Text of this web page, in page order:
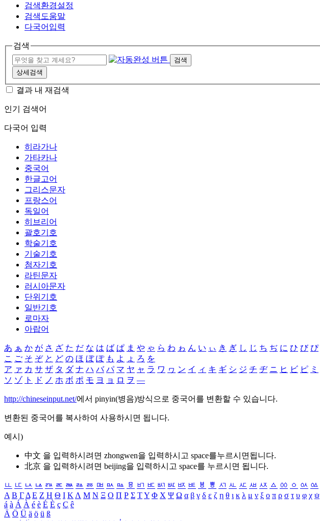
검색환경설정
검색도움말
다국어입력
검색
검색
상세검색
결과 내 재검색
인기 검색어
다국어 입력
히라가나
가타카나
중국어
한글고어
그리스문자
프랑스어
독일어
히브리어
괄호기호
학술기호
기술기호
첨자기호
라틴문자
러시아문자
단위기호
일반기호
로마자
아랍어
あ ぁ か が さ ざ た だ な は ば ぱ ま や ゃ ら わ ゎ ん い ぃ き ぎ し じ ち ぢ に ひ び ぴ
こ ご そ ぞ と ど の ほ ぼ ぽ も よ ょ ろ を
ア ァ カ サ ザ タ ダ ナ ハ バ パ マ ヤ ャ ラ ワ ヮ ン イ ィ キ ギ シ ジ チ ヂ ニ ヒ ビ ピ ミ
ソ ゾ ト ド ノ ホ ボ ポ モ ヨ ョ ロ ヲ ―
http://chineseinput.net/에서 pinyin(병음)방식으로 중국어를 변환할 수 있습니다.
변환된 중국어를 복사하여 사용하시면 됩니다.
예시)
中文 을 입력하시려면 zhongwen을 입력하시고 space를누르시면됩니다.
北京 을 입력하시려면 beijing을 입력하시고 space를 누르시면 됩니다.
ㅥ ㅦ ㅧ ㅨ ㅩ ㅪ ㅫ ㅬ ㅭ ㅮ ㅯ ㅰ ㅱ ㅲ ㅳ ㅴ ㅵ ㅶ ㅷ ㅸ ㅹ ㅺ ㅻ ㅼ ㅽ ㅾ ㅿ ㆀ ㆁ ㆂ ㆃ
Α Β ΓΔ Ε Ζ Η Θ Ι ΚΛ Μ Ν Ξ Ο Π Ρ Σ ΤΥ Φ Χ Ψ Ω α β γ δ ε ζ η θ ι κ λ μ ν ξ ο π ρ σ τ υ φ χ ψ
á à Á À é è É È ç Ç ê
Ä Ö Ü ä ö ü ß